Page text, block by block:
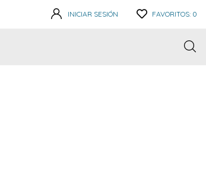
INICIAR SESIÓN FAVORITOS: 0